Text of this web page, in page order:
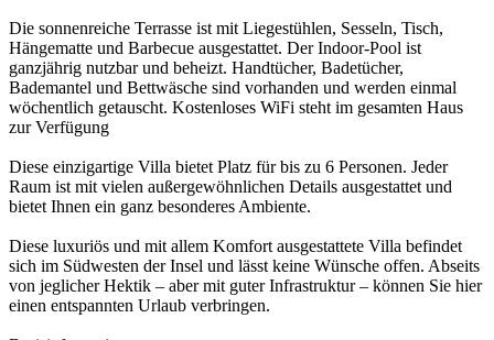
Die sonnenreiche Terrasse ist mit Liegestühlen, Sesseln, Tisch,
Hängematte und Barbecue ausgestattet. Der Indoor-Pool ist
ganzjährig nutzbar und beheizt. Handtücher, Badetücher,
Bademantel und Bettwäsche sind vorhanden und werden einmal
wöchentlich getauscht. Kostenloses WiFi steht im gesamten Haus
zur Verfügung
Diese einzigartige Villa bietet Platz für bis zu 6 Personen. Jeder
Raum ist mit vielen außergewöhnlichen Details ausgestattet und
bietet Ihnen ein ganz besonderes Ambiente.
Diese luxuriös und mit allem Komfort ausgestattete Villa befindet
sich im Südwesten der Insel und lässt keine Wünsche offen. Abseits
von jeglicher Hektik – aber mit guter Infrastruktur – können Sie hier
einen entspannten Urlaub verbringen.